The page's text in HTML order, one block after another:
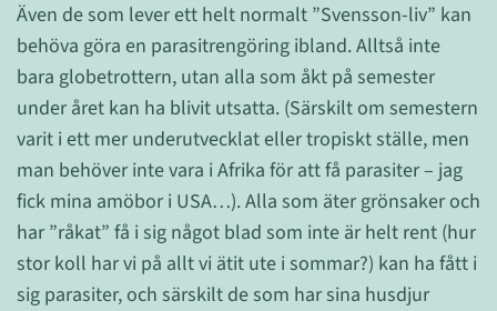
Även de som lever ett helt normalt ”Svensson-liv” kan
behöva göra en parasitrengöring ibland. Alltså inte
bara globetrottern, utan alla som åkt på semester
under året kan ha blivit utsatta. (Särskilt om semestern
varit i ett mer underutvecklat eller tropiskt ställe, men
man behöver inte vara i Afrika för att få parasiter – jag
fick mina amöbor i USA…). Alla som äter grönsaker och
har ”råkat” få i sig något blad som inte är helt rent (hur
stor koll har vi på allt vi ätit ute i sommar?) kan ha fått i
sig parasiter, och särskilt de som har sina husdjur